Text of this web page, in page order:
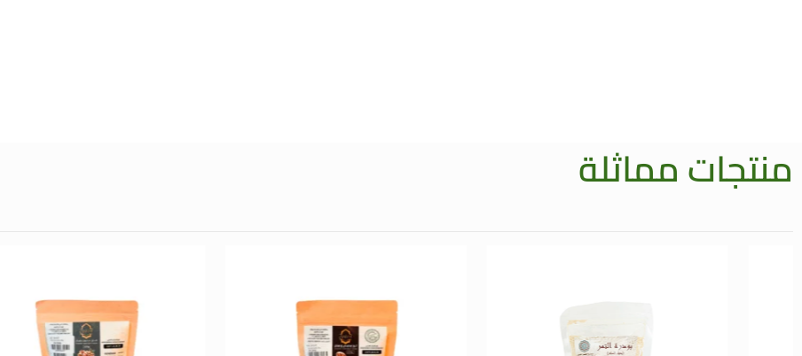
منتجات مماثلة